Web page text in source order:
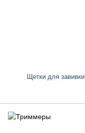
Щетки для завивки